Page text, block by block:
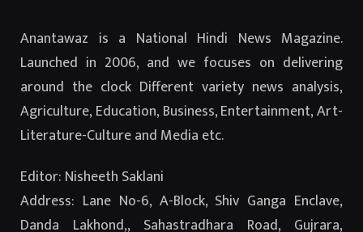
Anantawaz is a National Hindi News Magazine.
Launched in 2006, and we focuses on delivering
around the clock Different variety news analysis,
Agriculture, Education, Business, Entertainment, Art-
Literature-Culture and Media etc.
Editor: Nisheeth Saklani
Address: Lane No-6, A-Block, Shiv Ganga Enclave,
Danda Lakhond,, Sahastradhara Road, Gujrara,